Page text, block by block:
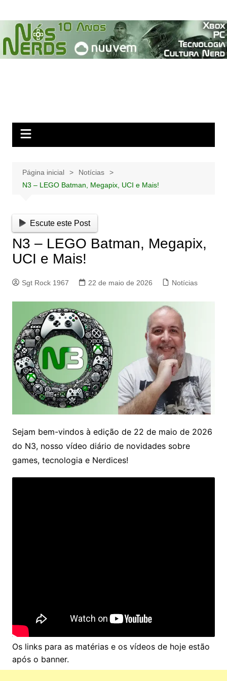
para
conteúdo
Página inicial
Notícias
N3 – LEGO Batman, Megapix, UCI e Mais!
Escute este Post
N3 – LEGO Batman, Megapix,
UCI e Mais!
Sgt Rock 1967 22 de maio de 2026 Notícias
Sejam bem-vindos à edição de 22 de maio de 2026
do N3, nosso vídeo diário de novidades sobre
games, tecnologia e Nerdices!
Os links para as matérias e os vídeos de hoje estão
após o banner.